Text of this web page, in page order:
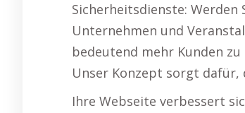
Sicherheitsdienste:
Unternehmen und
bedeutend mehr Kunden
Unser Konzept sorgt dafür,
Ihre Webseite verbessert